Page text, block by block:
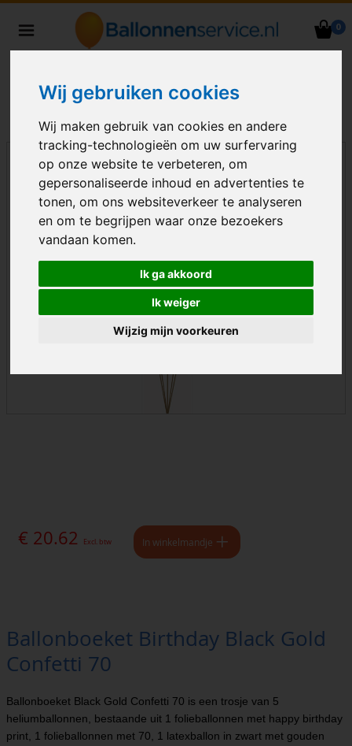
Wij gebruiken cookies
Wij maken gebruik van cookies en andere
tracking-technologieën om uw surfervaring
op onze website te verbeteren, om
gepersonaliseerde inhoud en advertenties te
tonen, om ons websiteverkeer te analyseren
en om te begrijpen waar onze bezoekers
vandaan komen.
Ik ga akkoord
Ik weiger
Wijzig mijn voorkeuren
0
Nederland
€ 20.62 Excl. btw In winkelmandje
Ballonboeket Birthday Black Gold
Confetti 70
Ballonboeket Black Gold Confetti 70 is een trosje van 5
heliumballonnen, bestaande uit 1 folieballonnen met happy birthday
print, 1 folieballonnen met 70, 1 latexballon in zwart met gouden